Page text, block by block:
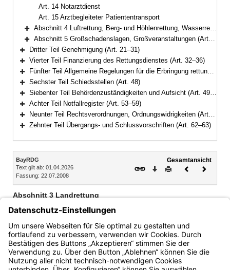
Art. 14 Notarztdienst
Art. 15 Arztbegleiteter Patiententransport
Bereich erweitern
Abschnitt 4 Luftrettung, Berg- und Höhlenrettung, Wasserrettung (Art. 16–18)
Bereich erweitern
Abschnitt 5 Großschadenslagen, Großveranstaltungen (Art. 19–20)
Bereich erweitern
Dritter Teil Genehmigung (Art. 21–31)
Bereich erweitern
Vierter Teil Finanzierung des Rettungsdienstes (Art. 32–36)
Bereich erweitern
Fünfter Teil Allgemeine Regelungen für die Erbringung rettungsdienstlicher Leistungen (Art. 37–47)
Bereich erweitern
Sechster Teil Schiedsstellen (Art. 48)
Bereich erweitern
Siebenter Teil Behördenzuständigkeiten und Aufsicht (Art. 49–52)
Bereich erweitern
Achter Teil Notfallregister (Art. 53–59)
Bereich erweitern
Neunter Teil Rechtsverordnungen, Ordnungswidrigkeiten (Art. 60–61)
Zehnter Teil Übergangs- und Schlussvorschriften (Art. 62–63)
Inhalt
BayRDG
Text gilt ab: 01.04.2026
Fassung: 22.07.2008
Gesamtansicht
Download
DruckenVorheriges
Abschnitt 3 Landrettung
Art. 13 Beauftragung mit Notfallrettung und Krankentransport
Art. 14 Notarztdienst
Art. 15 Arztbegleiteter Patiententransport
Bayern.de